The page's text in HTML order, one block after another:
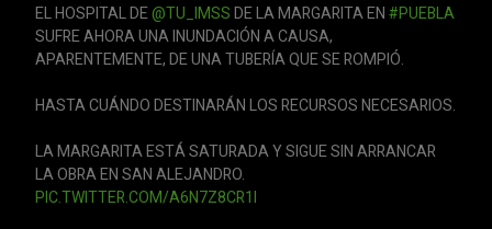
EL HOSPITAL DE@TU_IMSSDE LA MARGARITA EN#PUEBLA
SUFRE AHORA UNA INUNDACIÓN A CAUSA,
APARENTEMENTE, DE UNA TUBERÍA QUE SE ROMPIÓ.
HASTA CUÁNDO DESTINARÁN LOS RECURSOS NECESARIOS.
LA MARGARITA ESTÁ SATURADA Y SIGUE SIN ARRANCAR
LA OBRA EN SAN ALEJANDRO.
PIC.TWITTER.COM/A6N7Z8CR1I